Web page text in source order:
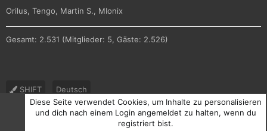
Orilus Tengo Martin S. MIonix
Gesamt: 2.531 (Mitglieder: 5, Gäste: 2.526)
SHIFT
Deutsch
Nutzungsbedingungen
Datenschutz Hilfe und Impressum
Diese Seite verwendet Cookies, um Inhalte zu personalisieren
und dich nach einem Login angemeldet zu halten, wenn du
registriert bist.